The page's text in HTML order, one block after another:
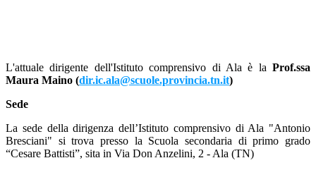
L'attuale dirigente dell'Istituto comprensivo di Ala è la Prof.ssa
Maura Maino (dir.ic.ala@scuole.provincia.tn.it)
Sede
La sede della dirigenza dell’Istituto comprensivo di Ala "Antonio
Bresciani" si trova presso la Scuola secondaria di primo grado
“Cesare Battisti”, sita in Via Don Anzelini, 2 - Ala (TN)